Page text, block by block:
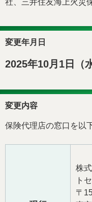
社、三井住友海上火災
変更年月日
2025年10月1日（
変更内容
保険代理店の窓口を以
株
ト
〒